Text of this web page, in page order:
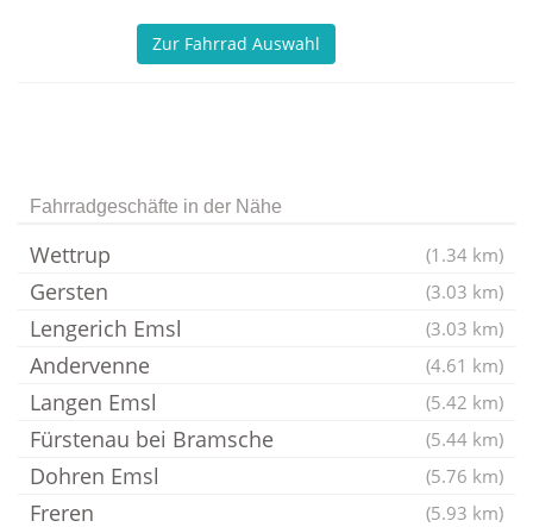
Zur Fahrrad Auswahl
Fahrradgeschäfte in der Nähe
Wettrup (1.34 km)
Gersten (3.03 km)
Lengerich Emsl (3.03 km)
Andervenne (4.61 km)
Langen Emsl (5.42 km)
Fürstenau bei Bramsche (5.44 km)
Dohren Emsl (5.76 km)
Freren (5.93 km)